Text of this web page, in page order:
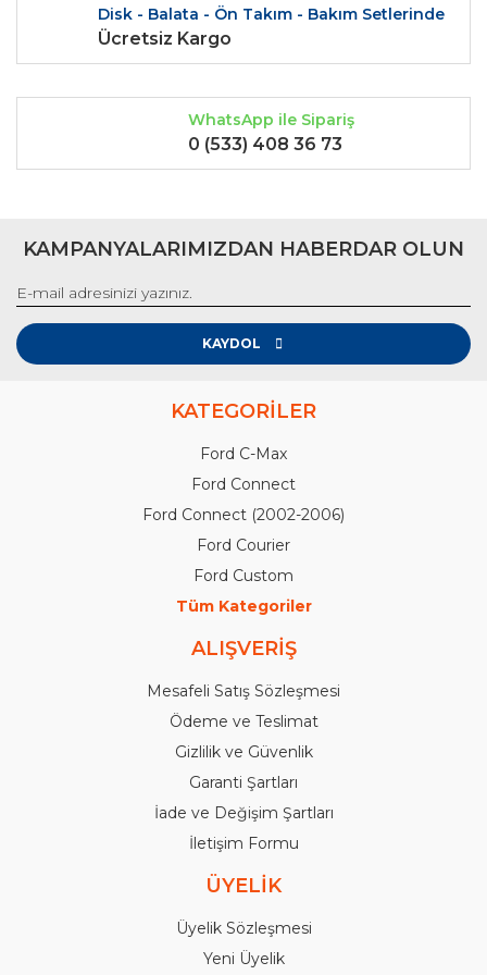
Disk - Balata - Ön Takım - Bakım Setlerinde
Ücretsiz Kargo
WhatsApp ile Sipariş
0 (533) 408 36 73
KAMPANYALARIMIZDAN HABERDAR OLUN
KAYDOL
KATEGORİLER
Ford C-Max
Ford Connect
Ford Connect (2002-2006)
Ford Courier
Ford Custom
Tüm Kategoriler
ALIŞVERİŞ
Mesafeli Satış Sözleşmesi
Ödeme ve Teslimat
Gizlilik ve Güvenlik
Garanti Şartları
İade ve Değişim Şartları
İletişim Formu
ÜYELİK
Üyelik Sözleşmesi
Yeni Üyelik